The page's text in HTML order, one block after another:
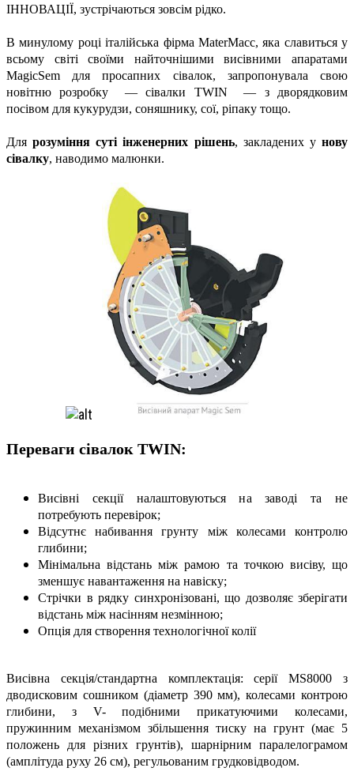
ІННОВАЦІЇ, зустрічаються зовсім рідко.
В минулому році італійська фірма MaterMacc, яка славиться у
всьому світі своїми найточнішими висівними апаратами
MagicSem для просапних сівалок, запропонувала свою
новітню розробку — сівалки TWIN — з дворядковим
посівом для кукурудзи, соняшнику, сої, ріпаку тощо.
Длярозуміння суті інженерних рішень, закладених унову
сівалку, наводимо малюнки.
Переваги сівалок TWIN:
Висівні секції налаштовуються на заводі та не
потребують перевірок;
Відсутнє набивання грунту між колесами контролю
глибини;
Мінімальна відстань між рамою та точкою висіву, що
зменшує навантаження на навіску;
Стрічки в рядку синхронізовані, що дозволяє зберігати
відстань між насінням незмінною;
Опція для створення технологічної колії
Висівна секція/стандартна комплектація:серії MS8000 з
дводисковим сошником (діаметр 390 мм), колесами контрою
глибини, з V- подібними прикатуючими колесами,
пружинним механізмом збільшення тиску на грунт (має 5
положень для різних грунтів), шарнірним паралелограмом
(амплітуда руху 26 см), регульованим грудковідводом.